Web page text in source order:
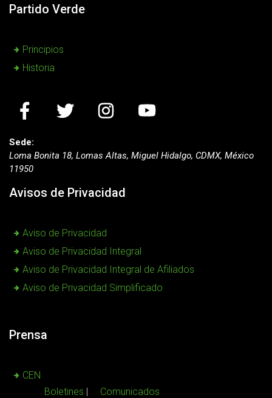
Partido Verde
Principios
Historia
Sede:
Loma Bonita 18, Lomas Altas, Miguel Hidalgo, CDMX, México
11950
Avisos de Privacidad
Aviso de Privacidad
Aviso de Privacidad Integral
Aviso de Privacidad Integral de Afiliados
Aviso de Privacidad Simplificado
Prensa
CEN
Boletines
Comunicados